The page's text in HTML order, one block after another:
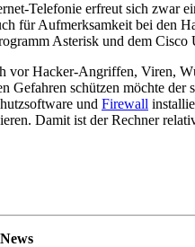
Telefonie erfreut sich zwar
für Aufmerksamkeit bei den
Asterisk und dem
vor Hacker-Angriffen, Viren,
Gefahren schützen möchte der
und Firewall
Damit ist der Rechner